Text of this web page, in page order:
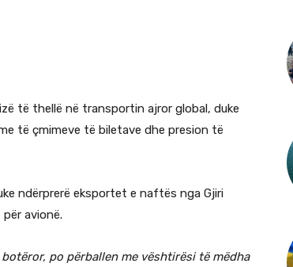
të thellë në transportin ajror global, duke
të çmimeve të biletave dhe presion të
ndërprerë eksportet e naftës nga Gjiri
avionë.
po përballen me vështirësi të mëdha